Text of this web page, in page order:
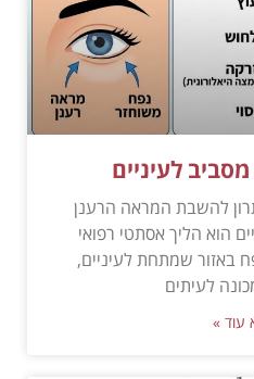
לעיניים
להשבת המראה הרענן
הוא הליך אסתטי רפואי
באזור שמתחת לעיניים,
לעיתים
עוד »